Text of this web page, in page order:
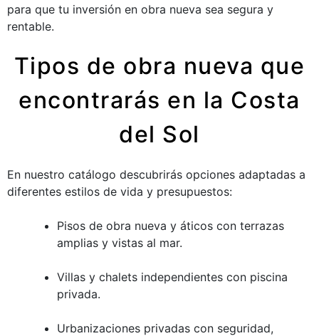
para que tu inversión en obra nueva sea segura y
rentable.
Tipos de obra nueva que
encontrarás en la Costa
del Sol
En nuestro catálogo descubrirás opciones adaptadas a
diferentes estilos de vida y presupuestos:
Pisos de obra nueva y áticos con terrazas
amplias y vistas al mar.
Villas y chalets independientes con piscina
privada.
Urbanizaciones privadas con seguridad,